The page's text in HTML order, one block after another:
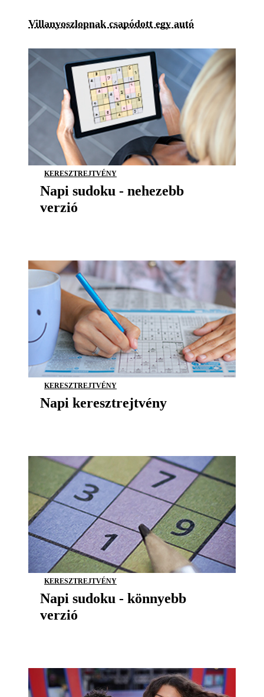
Villanyoszlopnak csapódott egy autó
KERESZTREJTVÉNY
Napi sudoku - nehezebb
verzió
KERESZTREJTVÉNY
Napi keresztrejtvény
KERESZTREJTVÉNY
Napi sudoku - könnyebb
verzió